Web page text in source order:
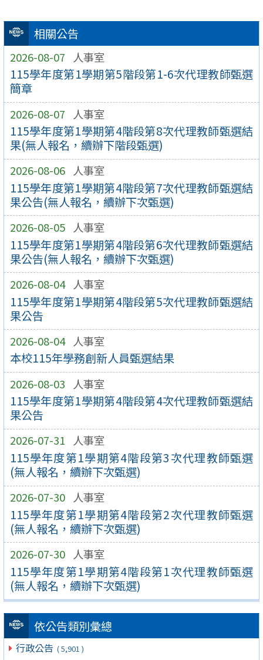
相關公告
2026-08-07 人事室
115學年度第1學期第5階段第1-6次代理教師甄選
簡章
2026-08-07 人事室
115學年度第1學期第4階段第8次代理教師甄選結
果(無人報名，續辦下階段甄選)
2026-08-06 人事室
115學年度第1學期第4階段第7次代理教師甄選結
果公告(無人報名，續辦下次甄選)
2026-08-05 人事室
115學年度第1學期第4階段第6次代理教師甄選結
果公告(無人報名，續辦下次甄選)
2026-08-04 人事室
115學年度第1學期第4階段第5次代理教師甄選結
果公告
2026-08-04 人事室
本校115年學務創新人員甄選結果
2026-08-03 人事室
115學年度第1學期第4階段第4次代理教師甄選結
果公告
2026-07-31 人事室
115學年度第1學期第4階段第3次代理教師甄選
(無人報名，續辦下次甄選)
2026-07-30 人事室
115學年度第1學期第4階段第2次代理教師甄選
(無人報名，續辦下次甄選)
2026-07-30 人事室
115學年度第1學期第4階段第1次代理教師甄選
(無人報名，續辦下次甄選)
依公告類別彙總
行政公告 ( 5,901 )